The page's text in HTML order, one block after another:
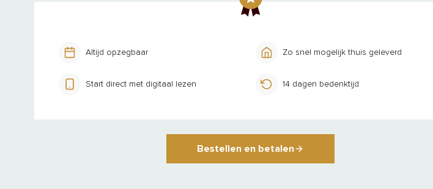
Altijd opzegbaar Zo snel mogelijk thuis geleverd
Start direct met digitaal lezen 14 dagen bedenktijd
Bestellen en betalen